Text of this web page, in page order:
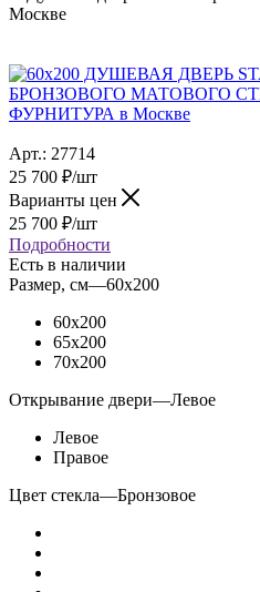
Москве
Арт.: 27714
25 700 ₽/шт
Варианты цен
25 700 ₽/шт
Подробности
Есть в наличии
Размер, см—60x200
60x200
65x200
70x200
Открывание двери—Левое
Левое
Правое
Цвет стекла—Бронзовое